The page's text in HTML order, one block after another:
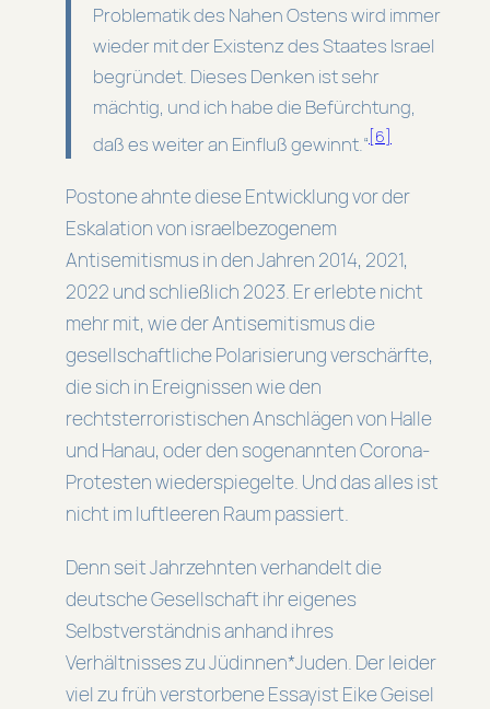
Problematik des Nahen Ostens wird immer
wieder mit der Existenz des Staates Israel
begründet. Dieses Denken ist sehr
mächtig, und ich habe die Befürchtung,
daß es weiter an Einfluß gewinnt.“ [6]
Postone ahnte diese Entwicklung vor der
Eskalation von israelbezogenem
Antisemitismus in den Jahren 2014, 2021,
2022 und schließlich 2023. Er erlebte nicht
mehr mit, wie der Antisemitismus die
gesellschaftliche Polarisierung verschärfte,
die sich in Ereignissen wie den
rechtsterroristischen Anschlägen von Halle
und Hanau, oder den sogenannten Corona-
Protesten wiederspiegelte. Und das alles ist
nicht im luftleeren Raum passiert.
Denn seit Jahrzehnten verhandelt die
deutsche Gesellschaft ihr eigenes
Selbstverständnis anhand ihres
Verhältnisses zu Jüdinnen*Juden. Der leider
viel zu früh verstorbene Essayist Eike Geisel